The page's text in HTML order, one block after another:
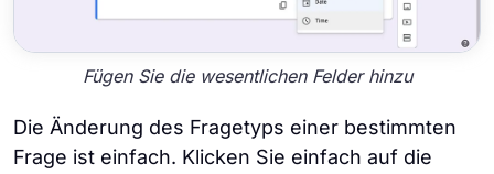
Fügen Sie die wesentlichen Felder hinzu
Die Änderung des Fragetyps einer bestimmten
Frage ist einfach. Klicken Sie einfach auf die